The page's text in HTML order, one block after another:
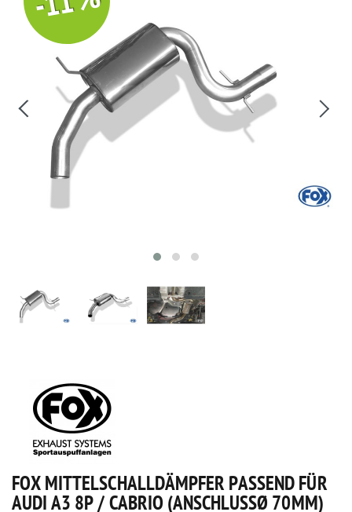
FOX MITTELSCHALLDÄMPFER PASSEND FÜR
AUDI A3 8P / CABRIO (ANSCHLUSSØ 70MM)